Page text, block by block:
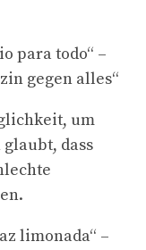
para todo“ –
gegen alles“
um
dass
limonada“ –